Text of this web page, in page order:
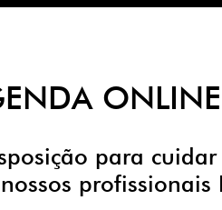
ONLINE
para
profissionais